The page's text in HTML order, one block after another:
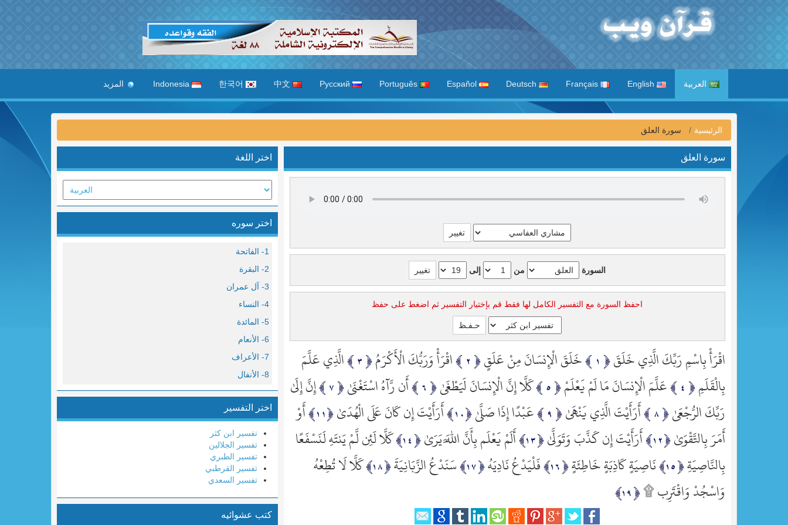
العربية المزيد
الرئيسية سورة العلق
سورة العلق
السورة من إلى
احفظ السورة مع التفسير الكامل لها فقط قم بإختيار التفسير ثم اضغط على حفظ
اقْرَأْ بِاسْمِ رَبِّكَ الَّذِي خَلَقَ خَلَقَ الْإِنسَانَ مِنْ عَلَقٍ اقْرَأْ وَرَبُّكَ الْأَكْرَمُ
الَّذِي عَلَّمَ
بِالْقَلَمِ
عَلَّمَ الْإِنسَانَ مَا لَمْ يَعْلَمْ كَلَّا إِنَّ الْإِنسَانَ لَيَطْغَىٰ أَن رَّآهُ اسْتَغْنَىٰ
إِنَّ إِلَىٰ
رَبِّكَ الرُّجْعَىٰ
أَرَأَيْتَ الَّذِي يَنْهَىٰ عَبْدًا إِذَا صَلَّىٰ أَرَأَيْتَ إِن كَانَ عَلَى الْهُدَىٰ
أَوْ
أَمَرَ بِالتَّقْوَىٰ
أَرَأَيْتَ إِن كَذَّبَ وَتَوَلَّىٰ أَلَمْ يَعْلَم بِأَنَّ اللَّهَ يَرَىٰ
كَلَّا لَئِن لَّمْ يَنتَهِ لَنَسْفَعًا
بِالنَّاصِيَةِ
نَاصِيَةٍ كَاذِبَةٍ خَاطِئَةٍ فَلْيَدْعُ نَادِيَهُ سَنَدْعُ الزَّبَانِيَةَ
كَلَّا لَا تُطِعْهُ
وَاسْجُدْ وَاقْتَرِب ۩
اختر اللغة
اختر سوره
1- الفاتحة
2- البقرة
3- آل عمران
4- النساء
5- المائدة
6- الأنعام
7- الأعراف
8- الأنفال
9- التوبة
10- يونس
12- يوسف
14- إبراهيم
15- الحجر
16- النحل
اختر التفسير
تفسير ابن كثر
تفسير الجلالين
تفسير الطبري
تفسير القرطبي
تفسير السعدي
كتب عشوائيه